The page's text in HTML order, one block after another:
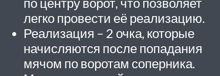
легко провести её реализацию.
Реализация – 2 очка, которые
начисляются после попадания
мячом по воротам соперника.